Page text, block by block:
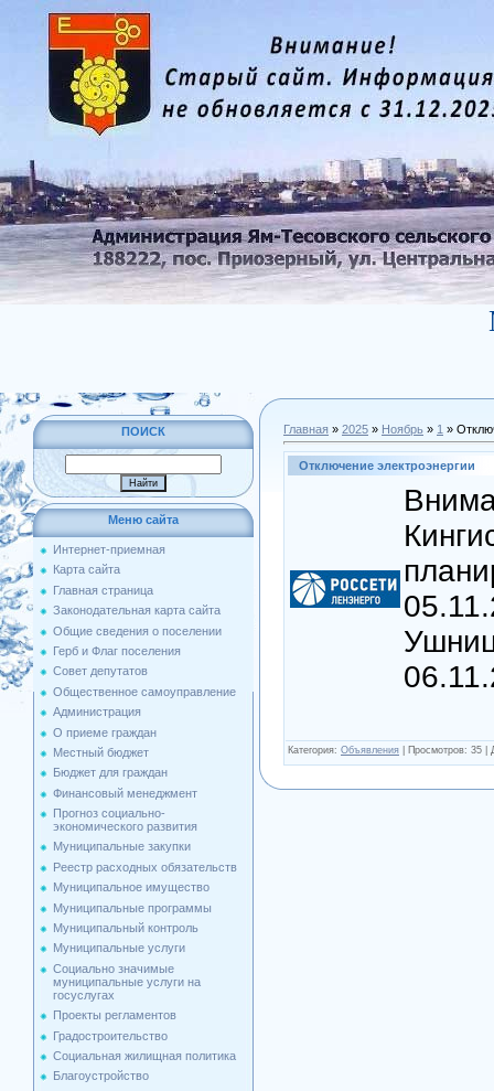
ПОИСК
Меню сайта
Интернет-приемная
Карта сайта
Главная страница
Законодательная карта сайта
Общие сведения о поселении
Герб и Флаг поселения
Совет депутатов
Общественное самоуправление
Администрация
О приеме граждан
Местный бюджет
Бюджет для граждан
Финансовый менеджмент
Прогноз социально-
экономического развития
Муниципальные закупки
Реестр расходных обязательств
Муниципальное имущество
Муниципальные программы
Муниципальный контроль
Муниципальные услуги
Социально значимые
муниципальные услуги на
госуслугах
Проекты регламентов
Градостроительство
Социальная жилищная политика
Благоустройство
Главная » 2025 » Ноябрь » 1 »
Отключение электроэнергии
Категория: Объявления Просмотров: 35 |